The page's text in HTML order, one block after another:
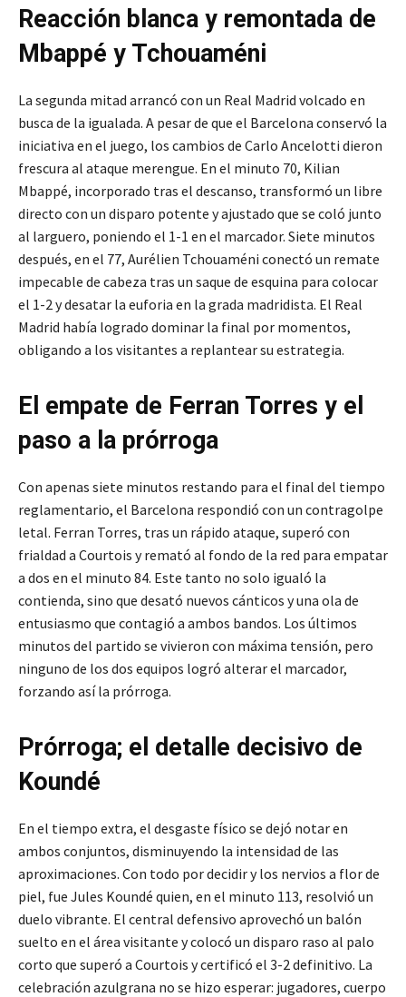
Reacción blanca y remontada de
Mbappé y Tchouaméni
La segunda mitad arrancó con un Real Madrid volcado en
busca de la igualada. A pesar de que el Barcelona conservó la
iniciativa en el juego, los cambios de Carlo Ancelotti dieron
frescura al ataque merengue. En el minuto 70, Kilian
Mbappé, incorporado tras el descanso, transformó un libre
directo con un disparo potente y ajustado que se coló junto
al larguero, poniendo el 1-1 en el marcador. Siete minutos
después, en el 77, Aurélien Tchouaméni conectó un remate
impecable de cabeza tras un saque de esquina para colocar
el 1-2 y desatar la euforia en la grada madridista. El Real
Madrid había logrado dominar la final por momentos,
obligando a los visitantes a replantear su estrategia.
El empate de Ferran Torres y el
paso a la prórroga
Con apenas siete minutos restando para el final del tiempo
reglamentario, el Barcelona respondió con un contragolpe
letal. Ferran Torres, tras un rápido ataque, superó con
frialdad a Courtois y remató al fondo de la red para empatar
a dos en el minuto 84. Este tanto no solo igualó la
contienda, sino que desató nuevos cánticos y una ola de
entusiasmo que contagió a ambos bandos. Los últimos
minutos del partido se vivieron con máxima tensión, pero
ninguno de los dos equipos logró alterar el marcador,
forzando así la prórroga.
Prórroga; el detalle decisivo de
Koundé
En el tiempo extra, el desgaste físico se dejó notar en
ambos conjuntos, disminuyendo la intensidad de las
aproximaciones. Con todo por decidir y los nervios a flor de
piel, fue Jules Koundé quien, en el minuto 113, resolvió un
duelo vibrante. El central defensivo aprovechó un balón
suelto en el área visitante y colocó un disparo raso al palo
corto que superó a Courtois y certificó el 3-2 definitivo. La
celebración azulgrana no se hizo esperar: jugadores, cuerpo